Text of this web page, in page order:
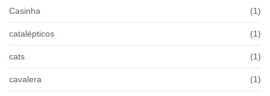
Casinha (1)
catalépticos (1)
cats (1)
cavalera (1)